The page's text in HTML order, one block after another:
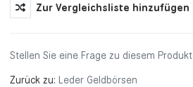
Zur Vergleichsliste hinzufügen
Stellen Sie eine Frage zu diesem Produkt
Zurück zu: Leder Geldbörsen